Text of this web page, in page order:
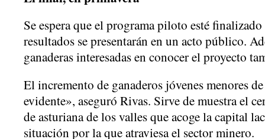
Se espera que el programa piloto esté
resultados se presentarán en un acto público.
ganaderas interesadas en conocer el proyecto
El incremento de ganaderos jóvenes menores
evidente», aseguró Rivas. Sirve de muestra el
de asturiana de los valles que acoge la capital
situación por la que atraviesa el sector minero.